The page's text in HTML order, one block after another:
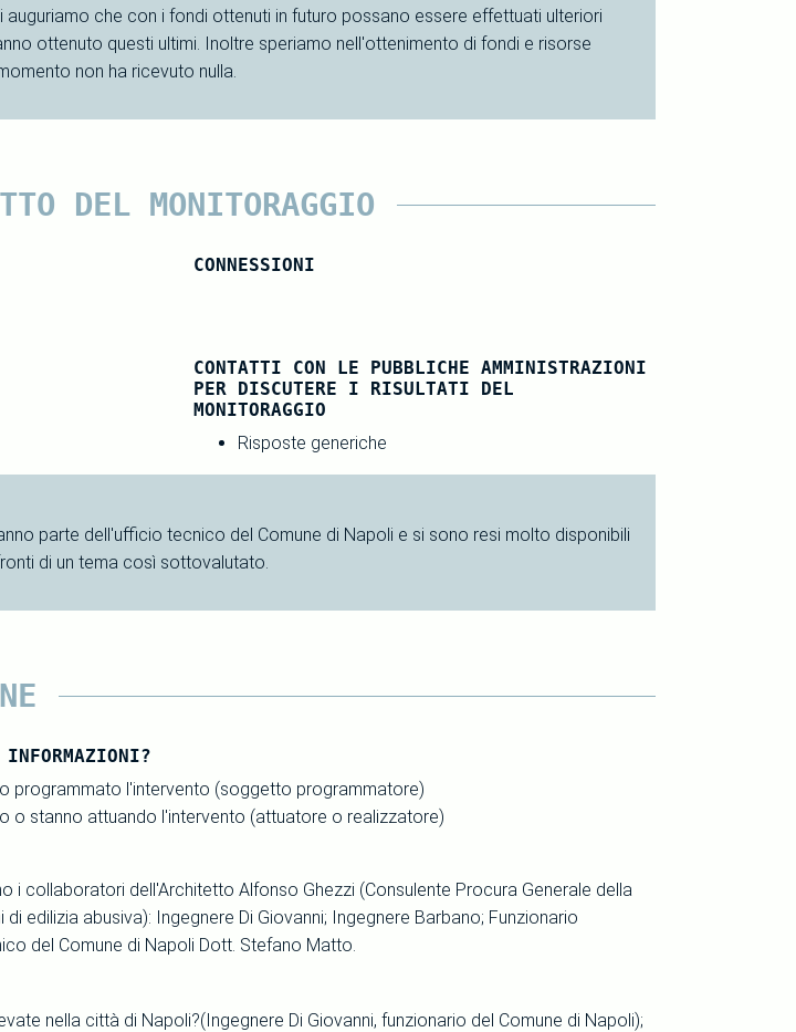
che con i fondi ottenuti in futuro possano essere effettuati ulteriori
ottenuto questi ultimi. Inoltre speriamo nell'ottenimento di fondi e risorse
non ha ricevuto nulla.
DEL MONITORAGGIO
CONNESSIONI
CONTATTI CON LE PUBBLICHE AMMINISTRAZIONI
PER DISCUTERE I RISULTATI DEL
MONITORAGGIO
Risposte generiche
parte dell'ufficio tecnico del Comune di Napoli e si sono resi molto disponibili
di un tema così sottovalutato.
INFORMAZIONI?
programmato l'intervento (soggetto programmatore)
o stanno attuando l'intervento (attuatore o realizzatore)
i collaboratori dell'Architetto Alfonso Ghezzi (Consulente Procura Generale della
edilizia abusiva): Ingegnere Di Giovanni; Ingegnere Barbano; Funzionario
del Comune di Napoli Dott. Stefano Matto.
nella città di Napoli?(Ingegnere Di Giovanni, funzionario del Comune di Napoli);